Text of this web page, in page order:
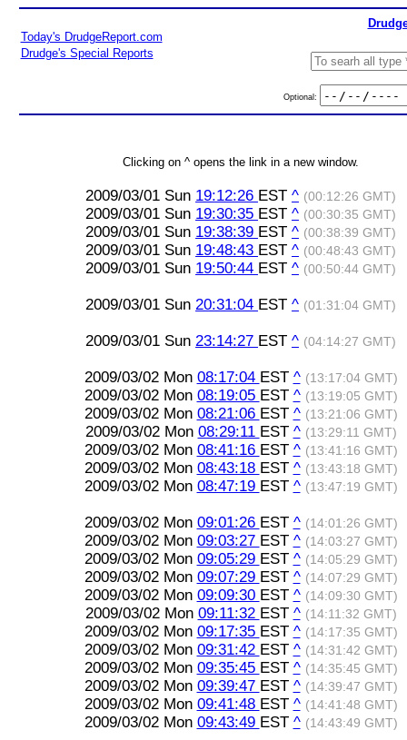
Today's DrudgeReport.com
Drudge's Special Reports
Optional:
Clicking on ^ opens the link in a new window.
2009/03/01 Sun 19:12:26 EST ^ (00:12:26 GMT)
2009/03/01 Sun 19:30:35 EST ^ (00:30:35 GMT)
2009/03/01 Sun 19:38:39 EST ^ (00:38:39 GMT)
2009/03/01 Sun 19:48:43 EST ^ (00:48:43 GMT)
2009/03/01 Sun 19:50:44 EST ^ (00:50:44 GMT)
2009/03/01 Sun 20:31:04 EST ^ (01:31:04 GMT)
2009/03/01 Sun 23:14:27 EST ^ (04:14:27 GMT)
2009/03/02 Mon 08:17:04 EST ^ (13:17:04 GMT)
2009/03/02 Mon 08:19:05 EST ^ (13:19:05 GMT)
2009/03/02 Mon 08:21:06 EST ^ (13:21:06 GMT)
2009/03/02 Mon 08:29:11 EST ^ (13:29:11 GMT)
2009/03/02 Mon 08:41:16 EST ^ (13:41:16 GMT)
2009/03/02 Mon 08:43:18 EST ^ (13:43:18 GMT)
2009/03/02 Mon 08:47:19 EST ^ (13:47:19 GMT)
2009/03/02 Mon 09:01:26 EST ^ (14:01:26 GMT)
2009/03/02 Mon 09:03:27 EST ^ (14:03:27 GMT)
2009/03/02 Mon 09:05:29 EST ^ (14:05:29 GMT)
2009/03/02 Mon 09:07:29 EST ^ (14:07:29 GMT)
2009/03/02 Mon 09:09:30 EST ^ (14:09:30 GMT)
2009/03/02 Mon 09:11:32 EST ^ (14:11:32 GMT)
2009/03/02 Mon 09:17:35 EST ^ (14:17:35 GMT)
2009/03/02 Mon 09:31:42 EST ^ (14:31:42 GMT)
2009/03/02 Mon 09:35:45 EST ^ (14:35:45 GMT)
2009/03/02 Mon 09:39:47 EST ^ (14:39:47 GMT)
2009/03/02 Mon 09:41:48 EST ^ (14:41:48 GMT)
2009/03/02 Mon 09:43:49 EST ^ (14:43:49 GMT)